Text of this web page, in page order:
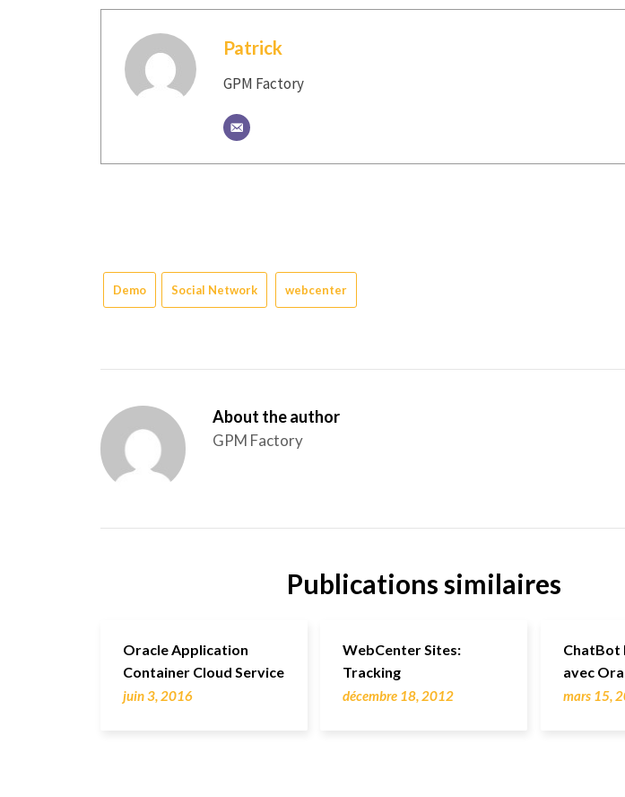
Patrick
GPM Factory
Demo Social Network webcenter
About the author
GPM Factory
Publications similaires
Oracle Application
Container Cloud Service
juin 3, 2016
WebCenter Sites:
Tracking
décembre 18, 2012
ChatBot
avec
mars 15,